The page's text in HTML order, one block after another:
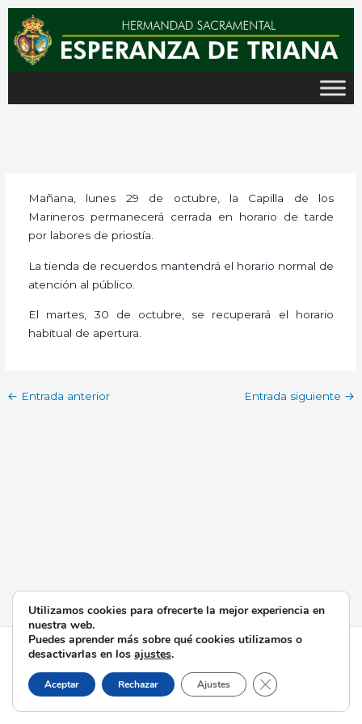
contenido
Mañana, lunes 29 de octubre, la Capilla de los
Marineros permanecerá cerrada en horario de tarde
por labores de priostía.
La tienda de recuerdos mantendrá el horario normal de
atención al público.
El martes, 30 de octubre, se recuperará el horario
habitual de apertura.
← Entrada anterior Entrada siguiente →
Todos los derechos © 2026 Esperanza de Triana | Funciona
gracias aTema Astra para WordPress
Utilizamos cookies para ofrecerte la mejor experiencia en
nuestra web.
Puedes aprender más sobre qué cookies utilizamos o
desactivarlas en los ajustes.
Aceptar Rechazar Ajustes Cerrar el banner